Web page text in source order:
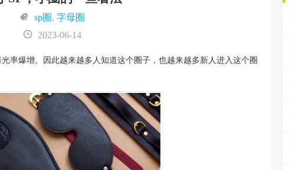
sp圈, 字母圈
2023-06-14
率爆增。因此越来越多人知道这个圈子，也越来越多新人进入这个圈